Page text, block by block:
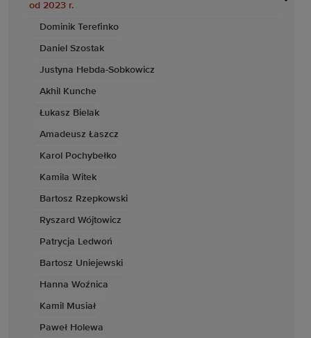
od 2023 r.
Dominik Terefinko
Daniel Szostak
Justyna Hebda-Sobkowicz
Akhil Kunche
Łukasz Bielak
Amadeusz Łaszcz
Karol Pochybełko
Kamila Witek
Bartosz Rzepkowski
Ryszard Wójtowicz
Patrycja Ledwoń
Bartosz Uniejewski
Hanna Woźnica
Kamil Musiał
Paweł Holewa